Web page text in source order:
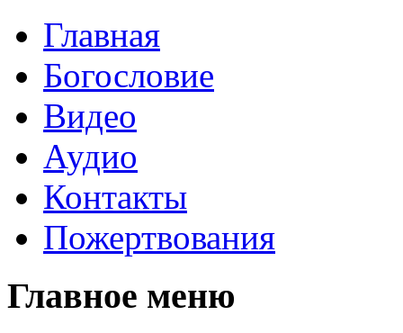
Главная
Богословие
Видео
Аудио
Контакты
Пожертвования
Главное меню